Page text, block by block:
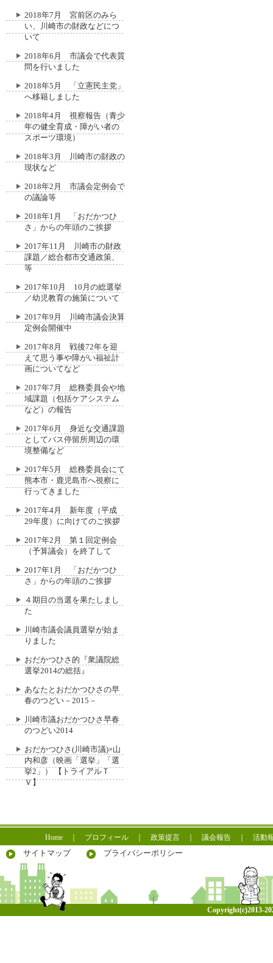
2018年7月 宮前区のみら
い、川崎市の財政などにつ
いて
2018年6月 市議会で代表質
問を行いました
2018年5月 「立憲民主党」
へ移籍しました
2018年4月 視察報告（青少
年の健全育成・障がい者の
スポーツ環境）
2018年3月 川崎市の財政の
現状など
2018年2月 市議会定例会で
の議論等
2018年1月 「おだかつひ
さ」からの年頭のご挨拶
2017年11月 川崎市の財政
課題／総合都市交通政策、
等
2017年10月 10月の総選挙
／幼児教育の施策について
2017年9月 川崎市議会決算
定例会開催中
2017年8月 戦後72年を迎
えて思う事や障がい福祉計
画についてなど
2017年7月 総務委員会や地
域課題（包括ケアシステム
など）の報告
2017年6月 身近な交通課題
としてバス停留所周辺の環
境整備など
2017年5月 総務委員会にて
熊本市・鹿児島市へ視察に
行ってきました
2017年4月 新年度（平成
29年度）に向けてのご挨拶
2017年2月 第１回定例会
（予算議会）を終了して
2017年1月 「おだかつひ
さ」からの年頭のご挨拶
４期目の当選を果たしまし
た
川崎市議会議員選挙が始ま
りました
おだかつひさ的『衆議院総
選挙2014の総括』
あなたとおだかつひさの早
春のつどい－2015－
川崎市議おだかつひさ早春
のつどい2014
おだかつひさ(川崎市議)×山
内和彦（映画「選挙」「選
挙2」） 【トライアルＴ
Ｖ】
Home｜ プロフィール｜ 政策提言｜ 議会報告｜ 活動
サイトマップ プライバシーポリシー
Copyright(c)2013-